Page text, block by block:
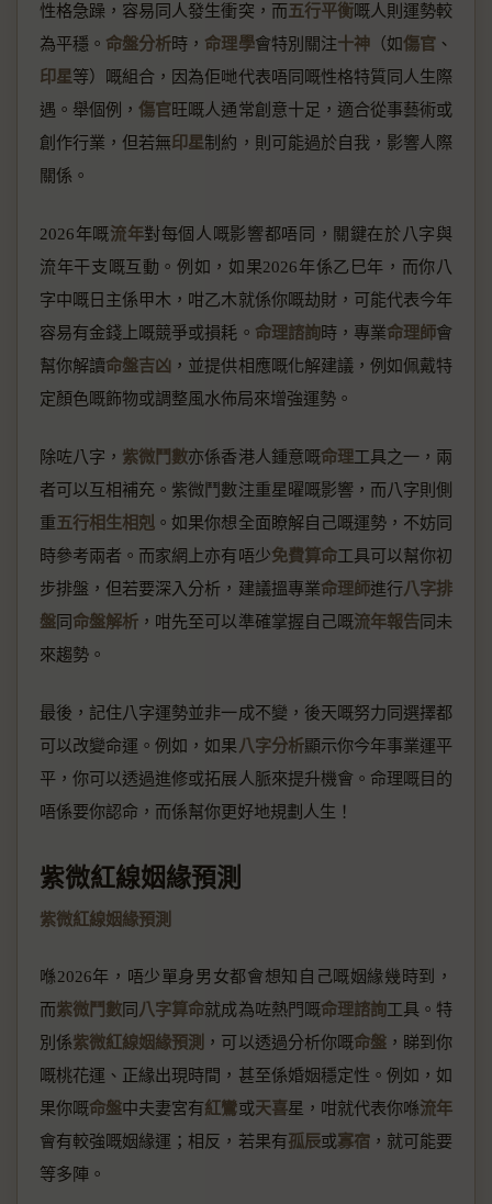
性格急躁，容易同人發生衝突，而五行平衡嘅人則運勢較
為平穩。 命盤分析時， 命理學會特別關注十神（如傷官 、
印星等）嘅組合，因為佢哋代表唔同嘅性格特質同人生際
遇。舉個例，傷官旺嘅人通常創意十足，適合從事藝術或
創作行業，但若無印星制約，則可能過於自我，影響人際
關係。
2026年嘅流年對每個人嘅影響都唔同，關鍵在於八字與
流年干支嘅互動。例如，如果2026年係乙巳年，而你八
字中嘅日主係甲木，咁乙木就係你嘅劫財，可能代表今年
容易有金錢上嘅競爭或損耗。 命理諮詢時，專業命理師會
幫你解讀命盤吉凶 ，並提供相應嘅化解建議，例如佩戴特
定顏色嘅飾物或調整風水佈局來增強運勢。
除咗八字， 紫微鬥數亦係香港人鍾意嘅命理工具之一，兩
者可以互相補充。紫微鬥數注重星曜嘅影響，而八字則側
重五行相生相剋 。如果你想全面瞭解自己嘅運勢，不妨同
時參考兩者。而家網上亦有唔少免費算命工具可以幫你初
步排盤，但若要深入分析，建議搵專業命理師進行八字排
盤同命盤解析 ，咁先至可以準確掌握自己嘅流年報告同未
來趨勢。
最後，記住八字運勢並非一成不變，後天嘅努力同選擇都
可以改變命運。例如，如果 八字分析顯示你今年事業運平
平，你可以透過進修或拓展人脈來提升機會。命理嘅目的
唔係要你認命，而係幫你更好地規劃人生！
紫微紅線姻緣預測
紫微紅線姻緣預測
喺2026年，唔少單身男女都會想知自己嘅姻緣幾時到，
而紫微鬥數同 八字算命就成為咗熱門嘅命理諮詢工具。特
別係紫微紅線姻緣預測 ，可以透過分析你嘅命盤，睇到你
嘅桃花運、正緣出現時間，甚至係婚姻穩定性。例如，如
果你嘅命盤中夫妻宮有紅鸞或天喜星，咁就代表你喺流年
會有較強嘅姻緣運；相反，若果有孤辰或寡宿，就可能要
等多陣。